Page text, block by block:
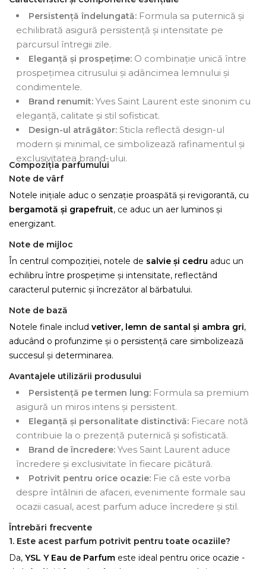
Persistență îndelungată: Formula sa puternică și
echilibrată asigură persistență și intensitate pe
parcursul întregii zile.
Eleganță și prospețime: O combinație unică între
prospețimea citrusului și adâncimea lemnului și
condimentele.
Brand renumit: Yves Saint Laurent este sinonim cu
eleganță, calitate și stil sofisticat.
Design-ul atrăgător: Sticla reflectă design-ul
modern și minimal, ce simbolizează rafinamentul și
exclusivitatea brand-ului.
Compoziția parfumului
Note de vârf
Notele inițiale aduc o senzație proaspătă și revigorantă, cu
bergamotă și grapefruit, ce aduc un aer luminos și
energizant.
Note de mijloc
În centrul compoziției, notele de salvie și cedru aduc un
echilibru între prospețime și intensitate, reflectând
caracterul puternic și încrezător al bărbatului.
Note de bază
Notele finale includ vetiver, lemn de santal și ambra gri,
aducând o profunzime și o persistență care simbolizează
succesul și determinarea.
Avantajele utilizării produsului
Persistență pe termen lung: Formula sa premium
asigură un miros intens și persistent.
Eleganță și personalitate distinctivă: Fiecare notă
contribuie la o prezență puternică și sofisticată.
Brand de încredere: Yves Saint Laurent aduce
încredere și exclusivitate în fiecare picătură.
Potrivit pentru orice ocazie: Fie că este vorba
despre întâlniri de afaceri, evenimente formale sau
ocazii casual, acest parfum aduce încredere și stil.
Întrebări frecvente
1. Este acest parfum potrivit pentru toate ocaziile?
Da, YSL Y Eau de Parfum este ideal pentru orice ocazie -